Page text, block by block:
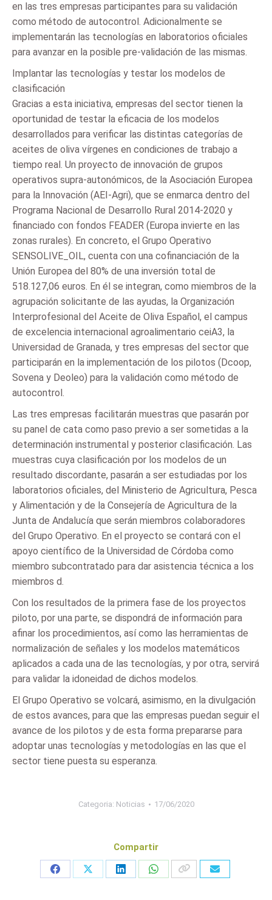
en las tres empresas participantes para su validación
como método de autocontrol. Adicionalmente se
implementarán las tecnologías en laboratorios oficiales
para avanzar en la posible pre-validación de las mismas.
Implantar las tecnologías y testar los modelos de
clasificación
Gracias a esta iniciativa, empresas del sector tienen la
oportunidad de testar la eficacia de los modelos
desarrollados para verificar las distintas categorías de
aceites de oliva vírgenes en condiciones de trabajo a
tiempo real. Un proyecto de innovación de grupos
operativos supra-autonómicos, de la Asociación Europea
para la Innovación (AEI-Agri), que se enmarca dentro del
Programa Nacional de Desarrollo Rural 2014-2020 y
financiado con fondos FEADER (Europa invierte en las
zonas rurales). En concreto, el Grupo Operativo
SENSOLIVE_OIL, cuenta con una cofinanciación de la
Unión Europea del 80% de una inversión total de
518.127,06 euros. En él se integran, como miembros de la
agrupación solicitante de las ayudas, la Organización
Interprofesional del Aceite de Oliva Español, el campus
de excelencia internacional agroalimentario ceiA3, la
Universidad de Granada, y tres empresas del sector que
participarán en la implementación de los pilotos (Dcoop,
Sovena y Deoleo) para la validación como método de
autocontrol.
Las tres empresas facilitarán muestras que pasarán por
su panel de cata como paso previo a ser sometidas a la
determinación instrumental y posterior clasificación. Las
muestras cuya clasificación por los modelos de un
resultado discordante, pasarán a ser estudiadas por los
laboratorios oficiales, del Ministerio de Agricultura, Pesca
y Alimentación y de la Consejería de Agricultura de la
Junta de Andalucía que serán miembros colaboradores
del Grupo Operativo. En el proyecto se contará con el
apoyo científico de la Universidad de Córdoba como
miembro subcontratado para dar asistencia técnica a los
miembros d.
Con los resultados de la primera fase de los proyectos
piloto, por una parte, se dispondrá de información para
afinar los procedimientos, así como las herramientas de
normalización de señales y los modelos matemáticos
aplicados a cada una de las tecnologías, y por otra, servirá
para validar la idoneidad de dichos modelos.
El Grupo Operativo se volcará, asimismo, en la divulgación
de estos avances, para que las empresas puedan seguir el
avance de los pilotos y de esta forma prepararse para
adoptar unas tecnologías y metodologías en las que el
sector tiene puesta su esperanza.
Categoria: Noticias 17/06/2020
Compartir
Share
Share
Share
Share